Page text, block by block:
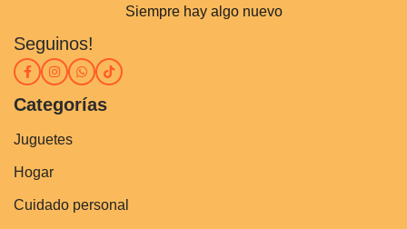
Siempre hay algo nuevo
Seguinos!
Categorías
Juguetes
Hogar
Cuidado personal